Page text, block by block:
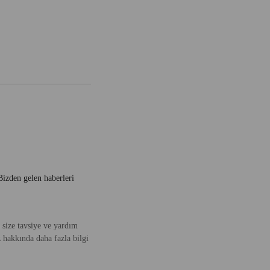
gelen haberleri
tavsiye ve yardım
daha fazla bilgi